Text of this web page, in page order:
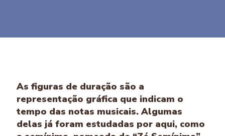
As figuras de duração são a
representação gráfica que indicam o
tempo das notas musicais. Algumas
delas já foram estudadas por aqui, como